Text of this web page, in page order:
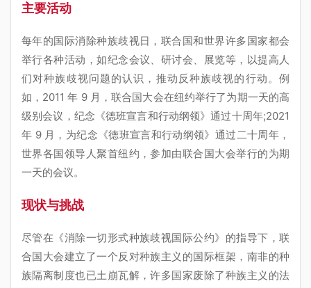
主要活动
每年的国际消除种族歧视日，联合国和世界许多国家都会
举行各种活动，如纪念会议、研讨会、展览等，以提高人
们对种族歧视问题的认识，推动反种族歧视的行动。例
如，2011 年 9 月，联合国大会在纽约举行了为期一天的高
级别会议，纪念《德班宣言和行动纲领》通过十周年;2021
年 9 月，为纪念《德班宣言和行动纲领》通过二十周年，
世界各国领导人聚首纽约，参加由联合国大会举行的为期
一天的会议。
现状与挑战
尽管在《消除一切形式种族歧视国际公约》的指导下，联
合国大会建立了一个反对种族主义的国际框架，南非的种
族隔离制度也已土崩瓦解，许多国家废除了种族主义的法